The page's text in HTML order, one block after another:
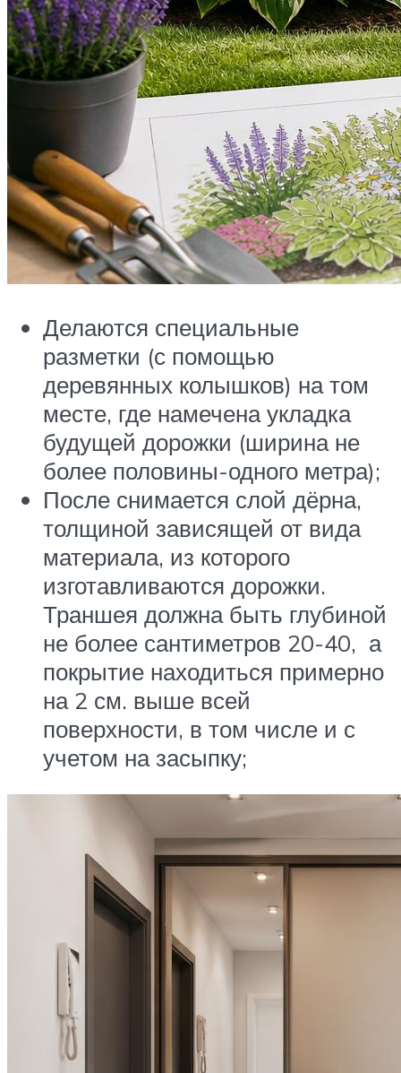
Делаются специальные
разметки (с помощью
деревянных колышков) на том
месте, где намечена укладка
будущей дорожки (ширина не
более половины-одного метра);
После снимается слой дёрна,
толщиной зависящей от вида
материала, из которого
изготавливаются дорожки.
Траншея должна быть глубиной
не более сантиметров 20-40, а
покрытие находиться примерно
на 2 см. выше всей
поверхности, в том числе и с
учетом на засыпку;